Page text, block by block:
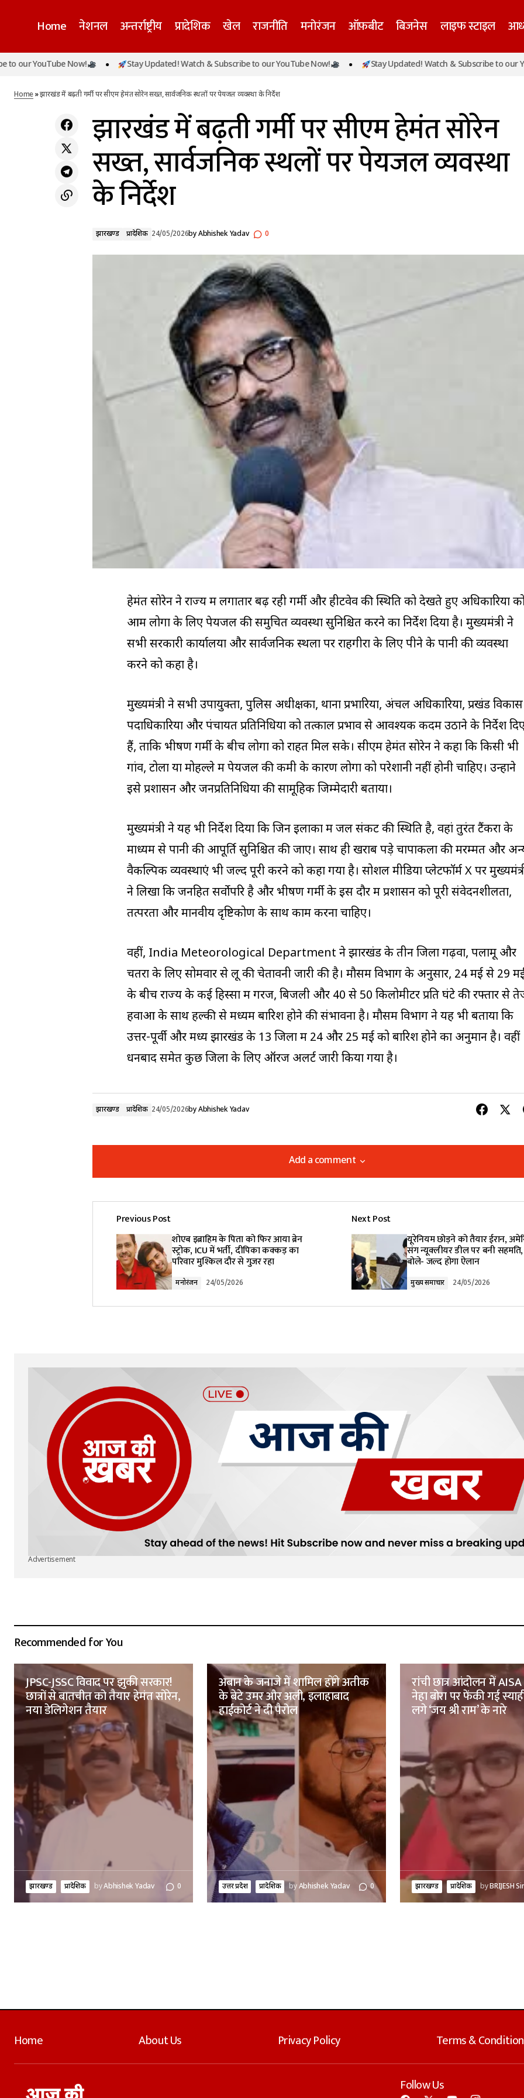
Home नेशनल अन्तर्राष्ट्रीय प्रादेशिक खेल राजनीति मनोरंजन ऑफ़बीट बिजनेस लाइफ स्टाइल
शोएब इब्राहिम के पिता को फिर आया ब्रेन स्ट्रोक, ICU में
भर्ती, दीपिका कक्कड़ का परिवार मुश्किल दौर से
झारखण्ड
झारखंड में बढ़ती गर्मी पर सीएम हेमंत सोरेन सख्त, सार्वजनिक स्थलों
Now! Stay Updated! Watch & Subscribe to our YouTube Now! Stay Updated! Watch & Subscribe to our YouTube
Home»झारखंड में बढ़ती गर्मी पर सीएम हेमंत सोरेन सख्त, सार्वजनिक स्थलों पर पेयजल व्यवस्था के निर्देश
झारखंड में बढ़ती गर्मी पर सीएम हेमंत सोरेन
सख्त, सार्वजनिक स्थलों पर पेयजल व्यवस्था
के निर्देश
झारखण्ड प्रादेशिक 24/05/2026byAbhishek Yadav 0
हेमंत सोरेन ने राज्य में लगातार बढ़ रही गर्मी और हीटवेव की स्थिति को देखते हुए अधिकारियों
आम लोगों के लिए पेयजल की समुचित व्यवस्था सुनिश्चित करने का निर्देश दिया है। मुख्यमंत्री ने
सभी सरकारी कार्यालयों और सार्वजनिक स्थलों पर राहगीरों के लिए पीने के पानी की व्यवस्था
करने को कहा है।
मुख्यमंत्री ने सभी उपायुक्तों, पुलिस अधीक्षकों, थाना प्रभारियों, अंचल अधिकारियों, प्रखंड विकास
पदाधिकारियों और पंचायत प्रतिनिधियों को तत्काल प्रभाव से आवश्यक कदम उठाने के निर्देश
हैं, ताकि भीषण गर्मी के बीच लोगों को राहत मिल सके। सीएम हेमंत सोरेन ने कहा कि किसी भी
गांव, टोला या मोहल्ले में पेयजल की कमी के कारण लोगों को परेशानी नहीं होनी चाहिए। उन्होंने
इसे प्रशासन और जनप्रतिनिधियों की सामूहिक जिम्मेदारी बताया।
मुख्यमंत्री ने यह भी निर्देश दिया कि जिन इलाकों में जल संकट की स्थिति है, वहां तुरंत टैंकरों के
माध्यम से पानी की आपूर्ति सुनिश्चित की जाए। साथ ही खराब पड़े चापाकलों की मरम्मत और
वैकल्पिक व्यवस्थाएं भी जल्द पूरी करने को कहा गया है। सोशल मीडिया प्लेटफॉर्म X पर
ने लिखा कि जनहित सर्वोपरि है और भीषण गर्मी के इस दौर में प्रशासन को पूरी संवेदनशीलता,
तत्परता और मानवीय दृष्टिकोण के साथ काम करना चाहिए।
वहीं, India Meteorological Department ने झारखंड के तीन जिलों गढ़वा, पलामू और
चतरा के लिए सोमवार से लू की चेतावनी जारी की है। मौसम विभाग के अनुसार, 24 मई से 29
के बीच राज्य के कई हिस्सों में गरज, बिजली और 40 से 50 किलोमीटर प्रति घंटे की रफ्तार से
हवाओं के साथ हल्की से मध्यम बारिश होने की संभावना है। मौसम विभाग ने यह भी बताया कि
उत्तर-पूर्वी और मध्य झारखंड के 13 जिलों में 24 और 25 मई को बारिश होने का अनुमान है। वहीं
धनबाद समेत कुछ जिलों के लिए ऑरेंज अलर्ट जारी किया गया है।
झारखण्ड प्रादेशिक 24/05/2026byAbhishek Yadav
Add a comment
Add a comment
Your email address will not be published.Required fields are marked*
Comment*
Previous Post
शोएब इब्राहिम के पिता को फिर आया ब्रेन
स्ट्रोक, ICU में भर्ती, दीपिका कक्कड़ का
परिवार मुश्किल दौर से गुजर रहा
मनोरंजन 24/05/2026
Next Post
यूरेनियम छोड़ने को तैयार ईरान,
संग न्यूक्लीयर डील पर बनी सहमति,
बोले- जल्द होगा ऐलान
मुख्य समाचार 24/05/2026
Advertisement
Recommended for You
JPSC-JSSC विवाद पर झुकी सरकार!
छात्रों से बातचीत को तैयार हेमंत सोरेन,
नया डेलिगेशन तैयार
झारखण्ड प्रादेशिक byAbhishek Yadav 0
अबान के जनाजे में शामिल होंगे अतीक
के बेटे उमर और अली, इलाहाबाद
हाईकोर्ट ने दी पैरोल
उत्तर प्रदेश प्रादेशिक byAbhishek Yadav 0
रांची छात्र आंदोलन में
नेहा बोरा पर फेंकी गई
लगे ‘जय श्री राम’ के नारे
झारखण्ड प्रादेशिक byBRIJESH
Home About Us Privacy Policy Terms &
Follow Us